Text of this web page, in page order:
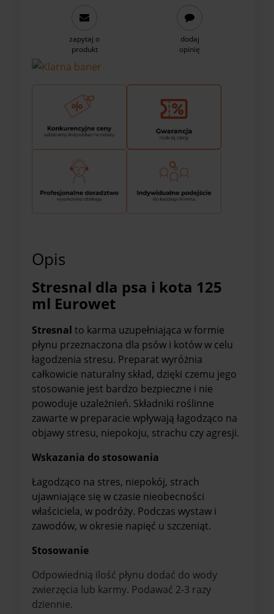
zapytaj o
produkt
dodaj
opinię
Opis
Stresnal dla psa i kota 125
ml Eurowet
Stresnal to karma uzupełniająca w formie
płynu przeznaczona dla psów i kotów w celu
łagodzenia stresu. Preparat wyróżnia
całkowicie naturalny skład, dzięki czemu jego
stosowanie jest bardzo bezpieczne i nie
powoduje uzależnień. Składniki roślinne
zawarte w preparacie wpływają łagodząco na
objawy stresu, niepokoju, strachu czy agresji.
Wskazania do stosowania
Łagodząco na stres, niepokój, strach
ujawniające się w czasie nieobecności
właściciela, w podróży. Podczas wystaw i
zawodów, w okresie napięć u szczeniąt.
Stosowanie
Odpowiednią ilość płynu dodać do wody
zwierzęcia lub karmy. Podawać 2-3 razy
dziennie.